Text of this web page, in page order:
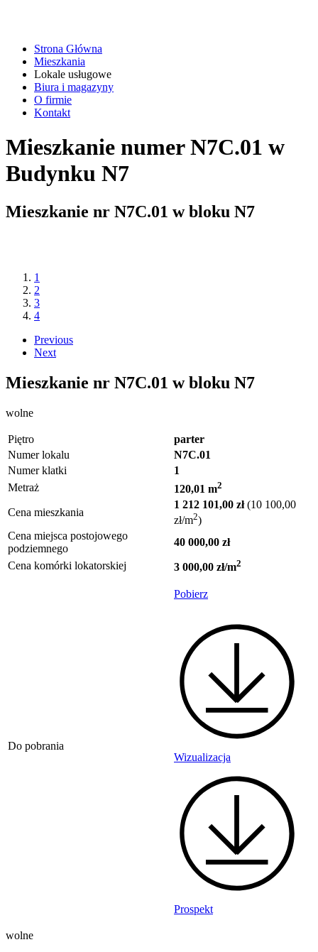
Strona Główna
Mieszkania
Lokale usługowe
Biura i magazyny
O firmie
Kontakt
Mieszkanie numer N7C.01 w
Budynku N7
Mieszkanie nr N7C.01 w bloku N7
1
2
3
4
Previous
Next
Mieszkanie nr N7C.01 w bloku N7
wolne
Piętro
parter
Numer lokalu
N7C.01
Numer klatki
1
Metraż
120,01 m2
Cena mieszkania
1 212 101,00 zł (10 100,00
zł/m2)
Cena miejsca postojowego
podziemnego
40 000,00 zł
Cena komórki lokatorskiej
3 000,00 zł/m2
Do pobrania
Pobierz
Wizualizacja
Prospekt
wolne